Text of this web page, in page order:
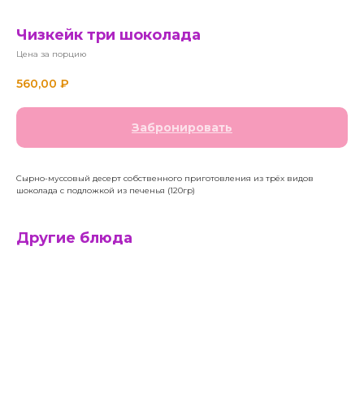
Чизкейк три шоколада
Цена за порцию
560,00 ₽
Забронировать
Сырно-муссовый десерт собственного приготовления из трёх видов
шоколада с подложкой из печенья (120гр)
Другие блюда